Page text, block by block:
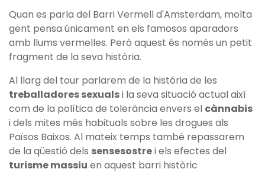
Quan es parla del Barri Vermell d'Amsterdam, molta
gent pensa únicament en els famosos aparadors
amb llums vermelles. Però aquest és només un petit
fragment de la seva història.
Al llarg del tour parlarem de la história de les
treballadores sexualsi la seva situació actual així
com de la política de tolerància envers el cànnabis
i dels mites més habituals sobre les drogues als
Països Baixos. Al mateix temps també repassarem
de la qüestió dels sensesostrei els efectes del
turisme massiu en aquest barri històric